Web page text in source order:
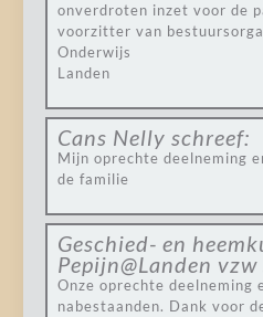
onverdroten inzet voor de
voorzitter van
Onderwijs
Landen
Cans Nelly schreef:
Mijn oprechte deelneming
de familie
Geschied- en
Pepijn@Landen vzw
Onze oprechte deelneming
nabestaanden. Dank voor